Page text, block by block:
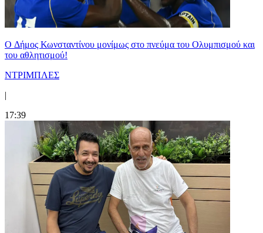
O Δήμος Κωνσταντίνου μονίμως στο πνεύμα του Ολυμπισμού και
του αθλητισμού!
ΝΤΡΙΜΠΛΕΣ
|
17:39